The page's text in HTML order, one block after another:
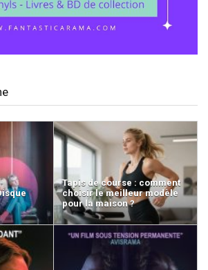
Tapis de course : comment
choisir le meilleur modèle
pour la maison ?